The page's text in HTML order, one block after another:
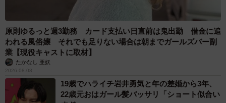
原則ゆるっと週3勤務 カード支払い日直前は鬼出勤 借金に追
われる風俗嬢 それでも足りない場合は朝までガールズバー副
業【現役キャストに取材】
たかなし 亜妖
2026.08.08
19歳でハライチ岩井勇気と年の差婚から3年、
22歳元おはガール髪バッサリ「ショート似合い